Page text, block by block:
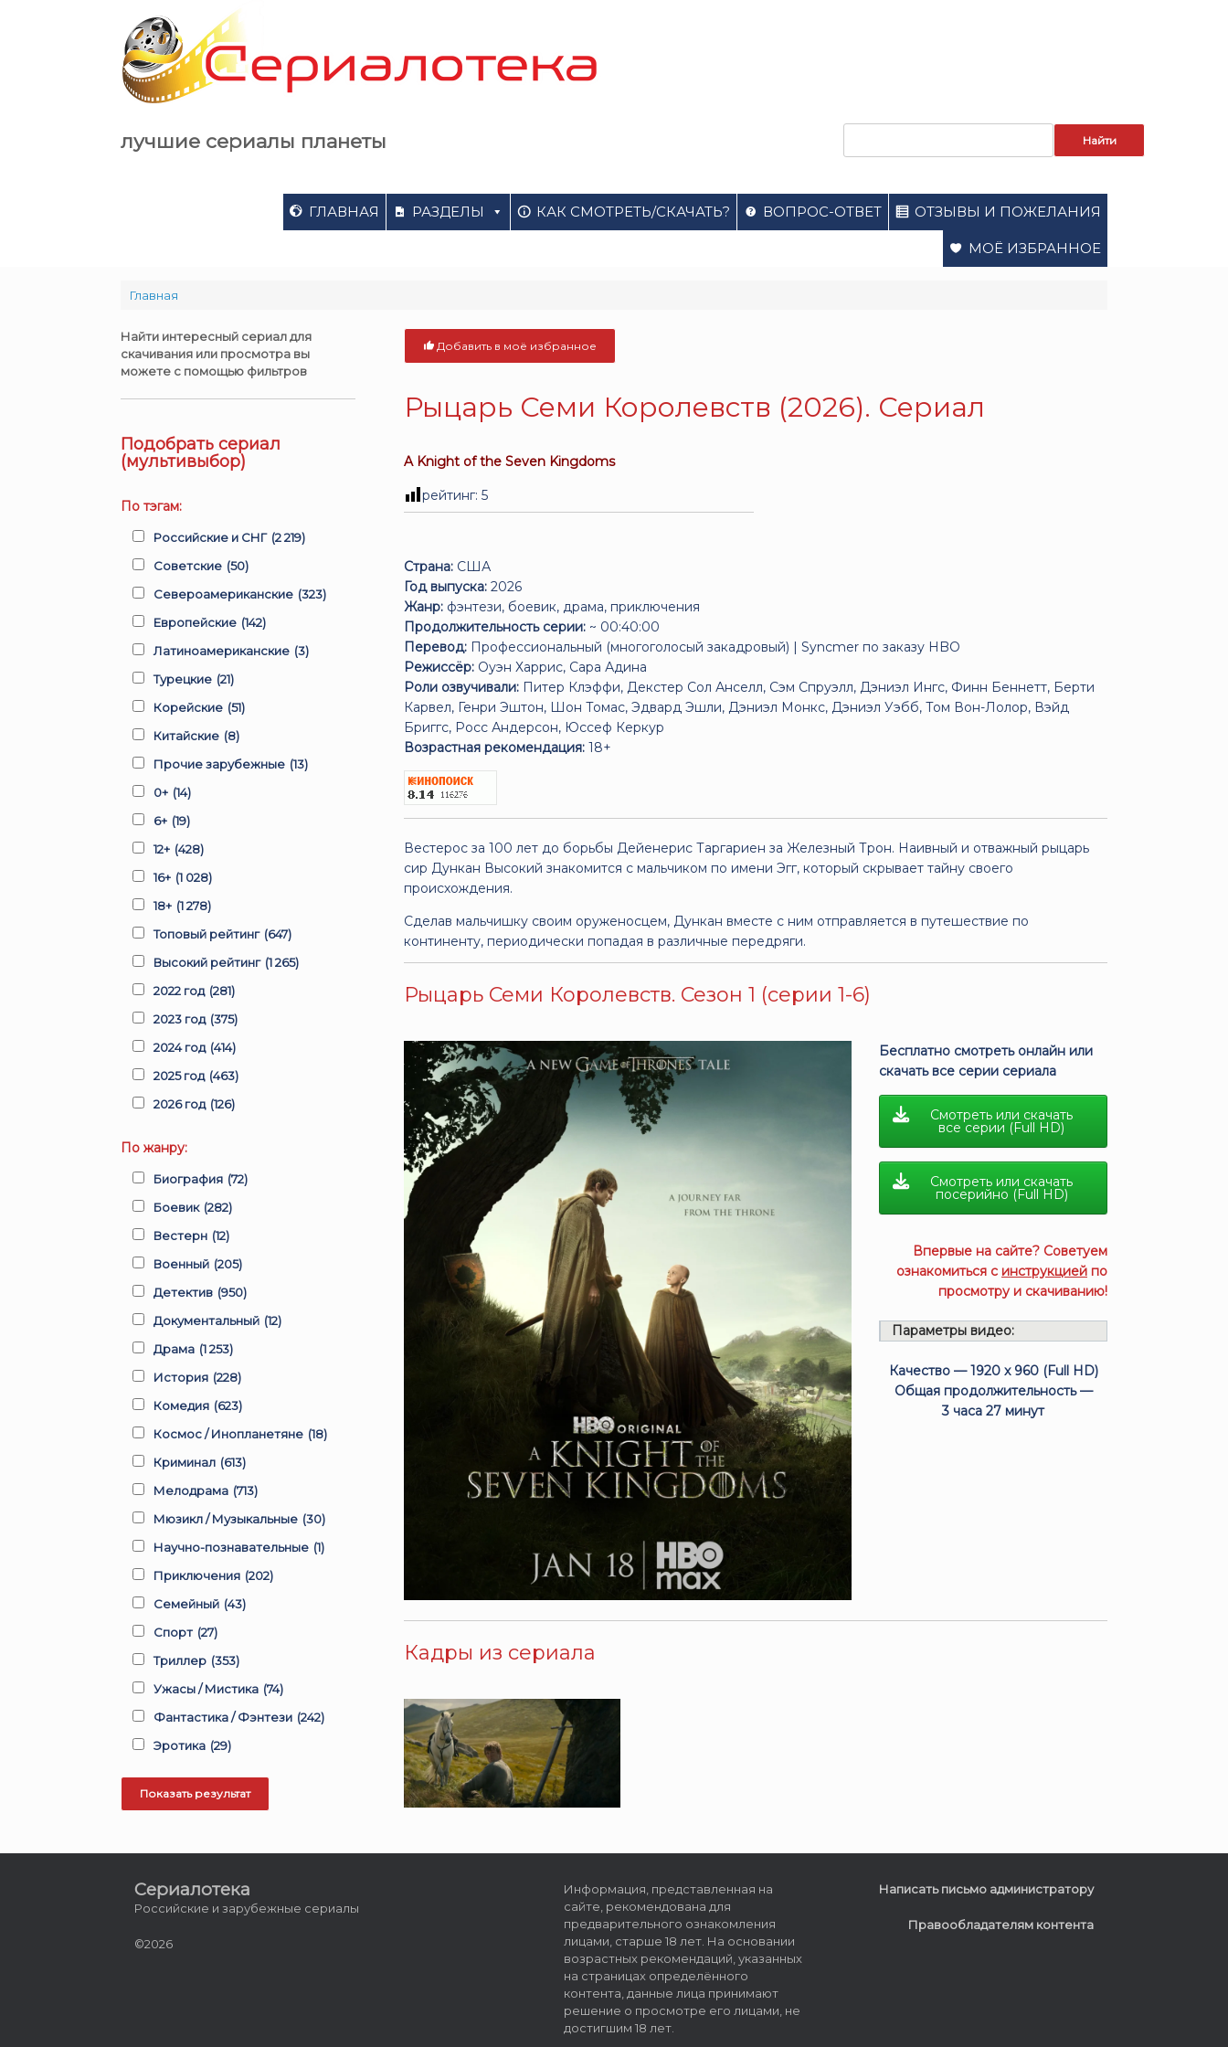
лучшие сериалы планеты
ГЛАВНАЯ РАЗДЕЛЫ КАК СМОТРЕТЬ/СКАЧАТЬ? ВОПРОС-ОТВЕТ ОТЗЫВЫ И ПОЖЕЛАНИЯ
МОЁ ИЗБРАННОЕ
Главная
Добавить в моё избранное
Рыцарь Семи Королевств (2026). Сериал
A Knight of the Seven Kingdoms
рейтинг:5
Страна: США
Год выпуска: 2026
Жанр: фэнтези, боевик, драма, приключения
Продолжительность серии: ~ 00:40:00
Перевод: Профессиональный (многоголосый закадровый) | Syncmer по заказу HBO
Режиссёр: Оуэн Харрис, Сара Адина
Роли озвучивали: Питер Клэффи, Декстер Сол Анселл, Сэм Спруэлл, Дэниэл Ингс, Финн Беннетт, Берти
Карвел, Генри Эштон, Шон Томас, Эдвард Эшли, Дэниэл Монкс, Дэниэл Уэбб, Том Вон-Лолор, Вэйд
Бриггс, Росс Андерсон, Юссеф Керкур
Возрастная рекомендация: 18+
Вестерос за 100 лет до борьбы Дейенерис Таргариен за Железный Трон. Наивный и отважный рыцарь
сир Дункан Высокий знакомится с мальчиком по имени Эгг, который скрывает тайну своего
происхождения.
Сделав мальчишку своим оруженосцем, Дункан вместе с ним отправляется в путешествие по
континенту, периодически попадая в различные передряги.
Рыцарь Семи Королевств. Сезон 1 (серии 1-6)
Бесплатно смотреть онлайн или
скачать все серии сериала
Смотреть или скачать
все серии (Full HD)
Смотреть или скачать
посерийно (Full HD)
Впервые на сайте? Советуем
ознакомиться с инструкцией по
просмотру и скачиванию!
Параметры видео:
Качество — 1920 x 960 (Full HD)
Общая продолжительность —
3 часа 27 минут
Кадры из сериала
Найти интересный сериал для
скачивания или просмотра вы
можете с помощью фильтров
Подобрать сериал
(мультивыбор)
По тэгам:
Российские и СНГ (2 219)
Советские (50)
Североамериканские (323)
Европейские (142)
Латиноамериканские (3)
Турецкие (21)
Корейские (51)
Китайские (8)
Прочие зарубежные (13)
0+ (14)
6+ (19)
12+ (428)
16+ (1 028)
18+ (1 278)
Топовый рейтинг (647)
Высокий рейтинг (1 265)
2022 год (281)
2023 год (375)
2024 год (414)
2025 год (463)
2026 год (126)
По жанру:
Биография (72)
Боевик (282)
Вестерн (12)
Военный (205)
Детектив (950)
Документальный (12)
Драма (1 253)
История (228)
Комедия (623)
Космос / Инопланетяне (18)
Криминал (613)
Мелодрама (713)
Мюзикл / Музыкальные (30)
Научно-познавательные (1)
Приключения (202)
Семейный (43)
Спорт (27)
Триллер (353)
Ужасы / Мистика (74)
Фантастика / Фэнтези (242)
Эротика (29)
Сериалотека
Российские и зарубежные сериалы
©2026
Информация, представленная на
сайте, рекомендована для
предварительного ознакомления
лицами, старше 18 лет. На основании
возрастных рекомендаций, указанных
на страницах определённого
контента, данные лица принимают
решение о просмотре его лицами, не
достигшим 18 лет.
Написать письмо администратору
Правообладателям контента